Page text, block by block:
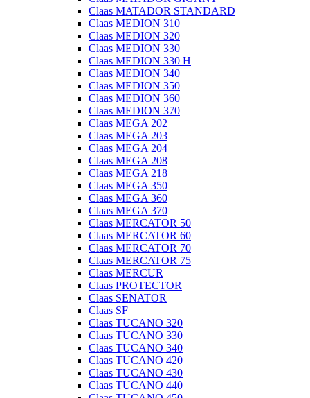
Claas MATADOR STANDARD
Claas MEDION 310
Claas MEDION 320
Claas MEDION 330
Claas MEDION 330 H
Claas MEDION 340
Claas MEDION 350
Claas MEDION 360
Claas MEDION 370
Claas MEGA 202
Claas MEGA 203
Claas MEGA 204
Claas MEGA 208
Claas MEGA 218
Claas MEGA 350
Claas MEGA 360
Claas MEGA 370
Claas MERCATOR 50
Claas MERCATOR 60
Claas MERCATOR 70
Claas MERCATOR 75
Claas MERCUR
Claas PROTECTOR
Claas SENATOR
Claas SF
Claas TUCANO 320
Claas TUCANO 330
Claas TUCANO 340
Claas TUCANO 420
Claas TUCANO 430
Claas TUCANO 440